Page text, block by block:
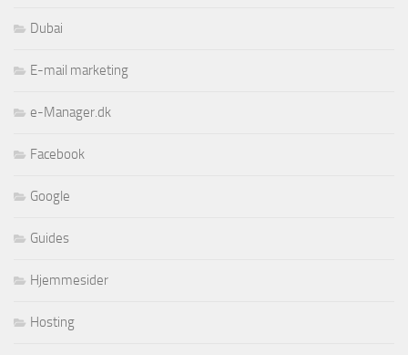
Dubai
E-mail marketing
e-Manager.dk
Facebook
Google
Guides
Hjemmesider
Hosting